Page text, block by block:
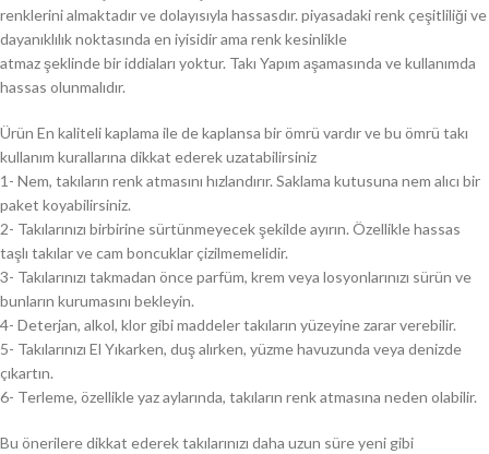
renklerini almaktadır ve dolayısıyla hassasdır. piyasadaki renk çeşitliliği ve
dayanıklılık noktasında en iyisidir ama renk kesinlikle
atmaz şeklinde bir iddiaları yoktur. Takı Yapım aşamasında ve kullanımda
hassas olunmalıdır.
Ürün En kaliteli kaplama ile de kaplansa bir ömrü vardır ve bu ömrü takı
kullanım kurallarına dikkat ederek uzatabilirsiniz
1- Nem, takıların renk atmasını hızlandırır. Saklama kutusuna nem alıcı bir
paket koyabilirsiniz.
2- Takılarınızı birbirine sürtünmeyecek şekilde ayırın. Özellikle hassas
taşlı takılar ve cam boncuklar çizilmemelidir.
3- Takılarınızı takmadan önce parfüm, krem veya losyonlarınızı sürün ve
bunların kurumasını bekleyin.
4- Deterjan, alkol, klor gibi maddeler takıların yüzeyine zarar verebilir.
5- Takılarınızı El Yıkarken, duş alırken, yüzme havuzunda veya denizde
çıkartın.
6- Terleme, özellikle yaz aylarında, takıların renk atmasına neden olabilir.
Bu önerilere dikkat ederek takılarınızı daha uzun süre yeni gibi